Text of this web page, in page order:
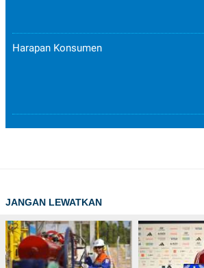
Harapan Konsumen
JANGAN LEWATKAN